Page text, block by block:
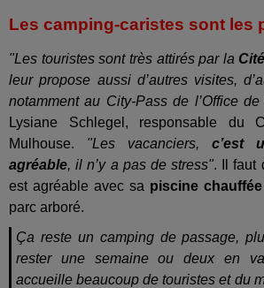
Les camping-caristes sont les
"Les touristes sont très attirés par la
leur propose aussi d’autres visites,
notamment au City-Pass de l’Office de
Lysiane Schlegel, responsable du
Mulhouse. "Les vacanciers, c’est
agréable, il n’y a pas de stress". Il faut
est agréable avec sa piscine chauffée
parc arboré.
Ça reste un camping de passage,
rester une semaine ou deux en
accueille beaucoup de touristes et du